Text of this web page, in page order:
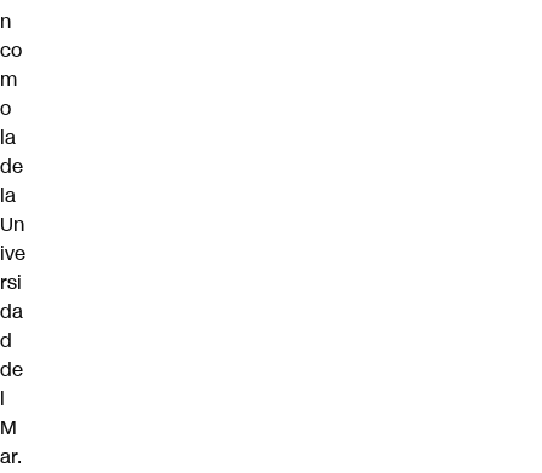
n
co
m
o
la
de
la
Un
ive
rsi
da
d
de
l
M
ar.